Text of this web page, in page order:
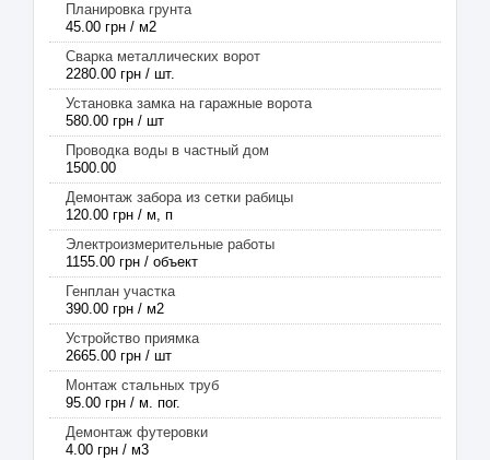
Планировка грунта
45.00 грн / м2
Сварка металлических ворот
2280.00 грн / шт.
Установка замка на гаражные ворота
580.00 грн / шт
Проводка воды в частный дом
1500.00
Демонтаж забора из сетки рабицы
120.00 грн / м, п
Электроизмерительные работы
1155.00 грн / объект
Генплан участка
390.00 грн / м2
Устройство приямка
2665.00 грн / шт
Монтаж стальных труб
95.00 грн / м. пог.
Демонтаж футеровки
4.00 грн / м3